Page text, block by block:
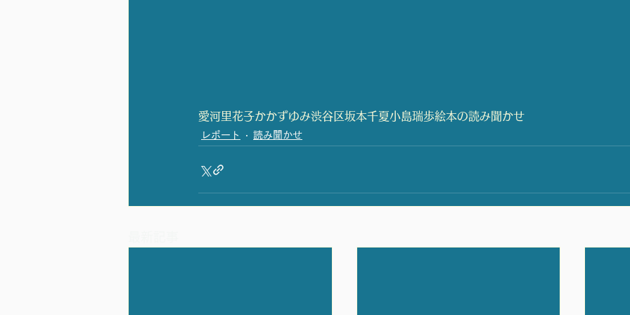
愛河里花子かかずゆみ渋谷区坂本千夏小島瑞歩絵本の読み聞かせ
レポート 読み聞かせ